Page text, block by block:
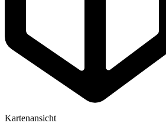
Kartenansicht